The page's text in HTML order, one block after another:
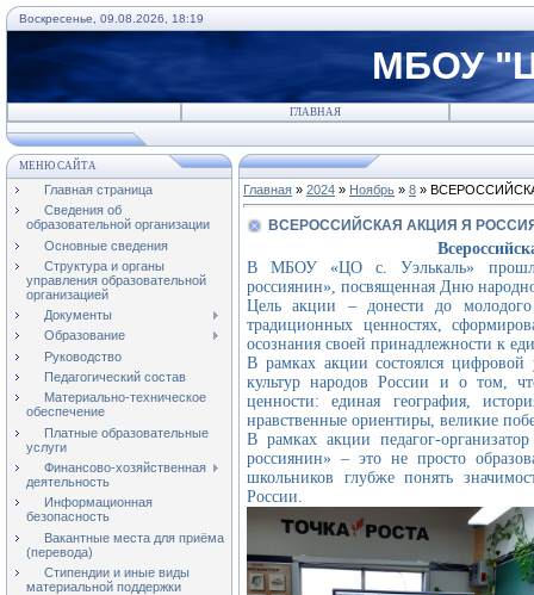
Воскресенье, 09.08.2026, 18:19
МБОУ
ГЛАВНАЯ
МЕНЮ САЙТА
Главная страница
Сведения об
образовательной организации
Основные сведения
Структура и органы
управления образовательной
организацией
Документы
Образование
Руководство
Педагогический состав
Материально-техническое
обеспечение
Платные образовательные
услуги
Финансово-хозяйственная
деятельность
Информационная
безопасность
Вакантные места для приёма
(перевода)
Стипендии и иные виды
материальной поддержки
Главная » 2024 » Ноябрь » 8 »
ВСЕРОССИЙСКАЯ АКЦИЯ Я
В МБОУ «ЦО с. Уэлькаль» прошла
россиянин», посвященная Дню
Цель акции – донести до
традиционных ценностях,
осознания своей принадлежности к
В рамках акции состоялся
культур народов России и о том,
ценности: единая география,
нравственные ориентиры, великие
В рамках акции педагог-
россиянин» – это не просто
школьников глубже понять
России.